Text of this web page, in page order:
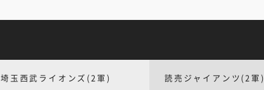
埼玉西武ライオンズ(2軍) 読売ジャイアンツ(2軍)